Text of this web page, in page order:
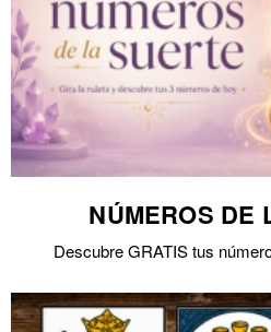
NÚMEROS DE
Descubre GRATIS tus